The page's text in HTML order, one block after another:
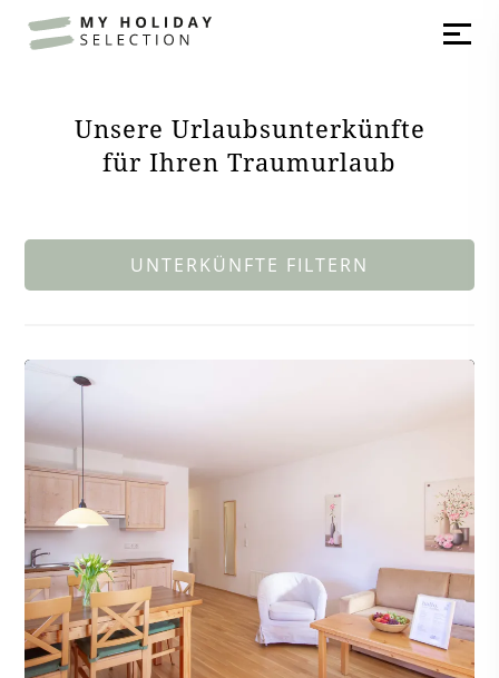
Unsere Urlaubsunterkünfte
für Ihren Traumurlaub
UNTERKÜNFTE FILTERN